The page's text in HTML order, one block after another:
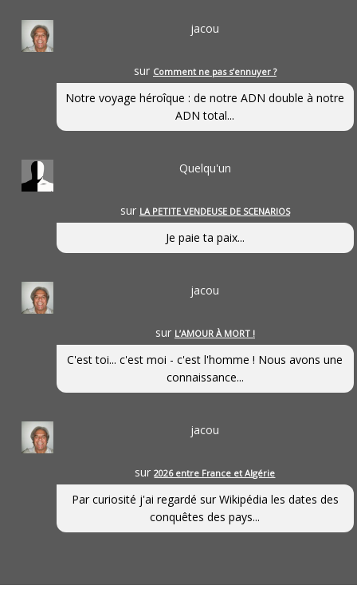
jacou
sur Comment ne pas s’ennuyer ?
Notre voyage héroîque : de notre ADN double à notre
ADN total...
Quelqu'un
sur LA PETITE VENDEUSE DE SCENARIOS
Je paie ta paix...
jacou
sur L’AMOUR À MORT !
C'est toi... c'est moi - c'est l'homme ! Nous avons une
connaissance...
jacou
sur2026 entre France et Algérie
Par curiosité j'ai regardé sur Wikipédia les dates des
conquêtes des pays...